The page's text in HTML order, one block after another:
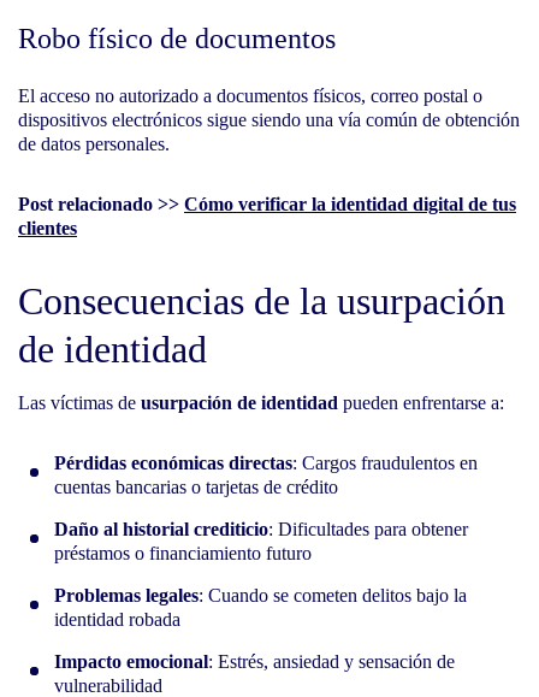
Robo físico de documentos
El acceso no autorizado a documentos físicos, correo postal o
dispositivos electrónicos sigue siendo una vía común de obtención
de datos personales.
Post relacionado >> Cómo verificar la identidad digital de tus
clientes
Consecuencias de la usurpación
de identidad
Las víctimas de usurpación de identidad pueden enfrentarse a:
Pérdidas económicas directas: Cargos fraudulentos en
cuentas bancarias o tarjetas de crédito
Daño al historial crediticio: Dificultades para obtener
préstamos o financiamiento futuro
Problemas legales: Cuando se cometen delitos bajo la
identidad robada
Impacto emocional: Estrés, ansiedad y sensación de
vulnerabilidad